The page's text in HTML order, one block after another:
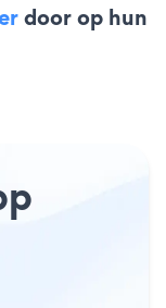
door op hun